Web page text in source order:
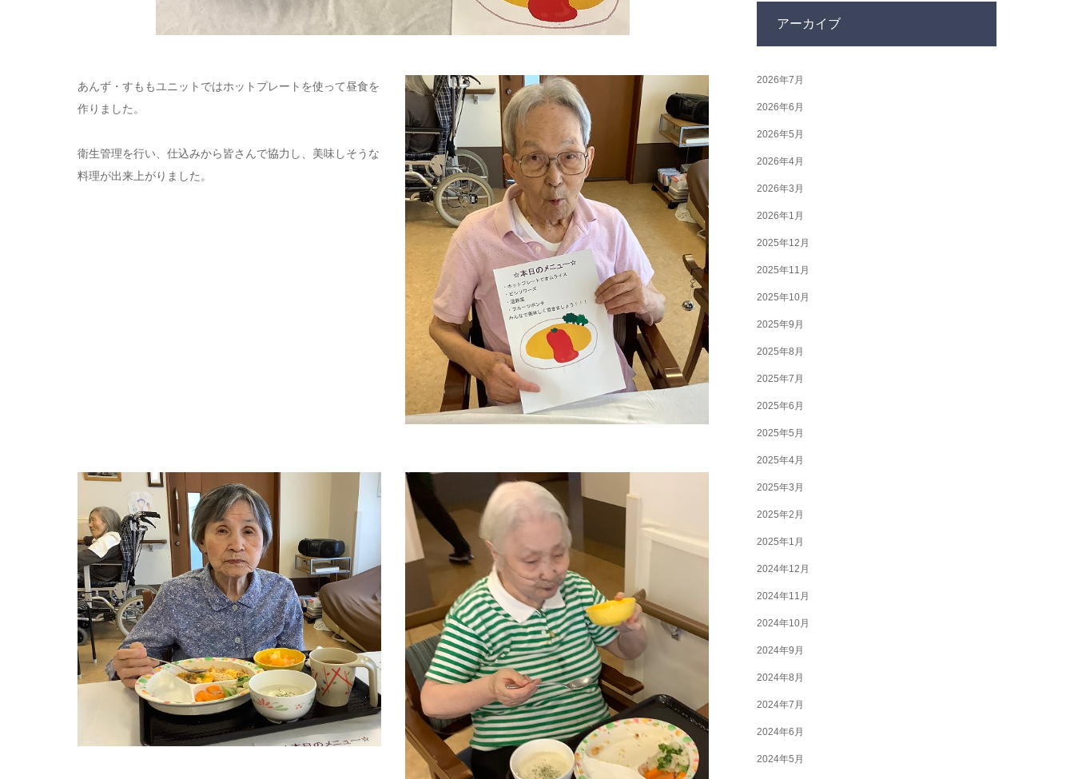
あんず・すももユニットではホットプレートを使って昼食を
作りました。
衛生管理を行い、仕込みから皆さんで協力し、美味しそうな
料理が出来上がりました。
アーカイブ
2026年7月
2026年6月
2026年5月
2026年4月
2026年3月
2026年1月
2025年12月
2025年11月
2025年10月
2025年9月
2025年8月
2025年7月
2025年6月
2025年5月
2025年4月
2025年3月
2025年2月
2025年1月
2024年12月
2024年11月
2024年10月
2024年9月
2024年8月
2024年7月
2024年6月
2024年5月